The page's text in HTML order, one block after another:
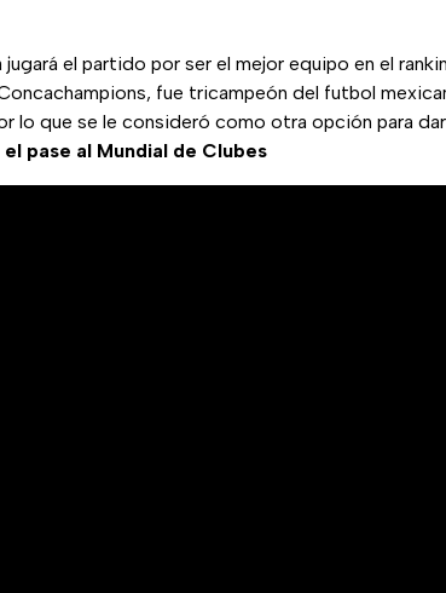
jugará el partido por ser el mejor equipo en el
fue tricampeón del futbol
lo que se le consideró como otra opción para
pase al Mundial de Clubes